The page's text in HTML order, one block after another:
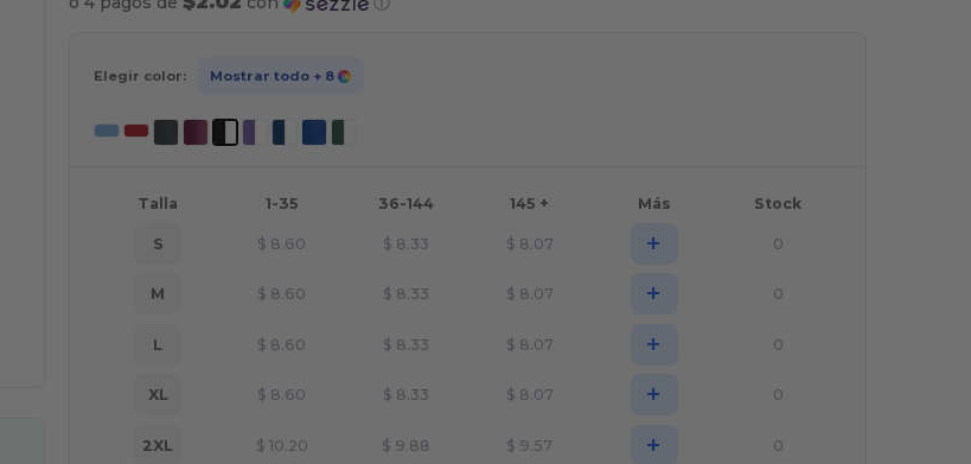
Elegir color: Mostrar todo + 8
Talla 1-35 36-144 145 + Más Stock
S $ 8.60 $ 8.33 $ 8.07 + 0
M $ 8.60 $ 8.33 $ 8.07 + 0
L $ 8.60 $ 8.33 $ 8.07 + 0
XL $ 8.60 $ 8.33 $ 8.07 + 0
2XL $ 10.20 $ 9.88 $ 9.57 + 0